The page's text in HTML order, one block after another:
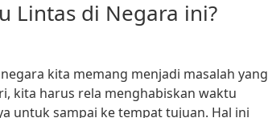
Lintas di Negara ini?
kita memang menjadi masalah yang
kita harus rela menghabiskan waktu
untuk sampai ke tempat tujuan. Hal ini